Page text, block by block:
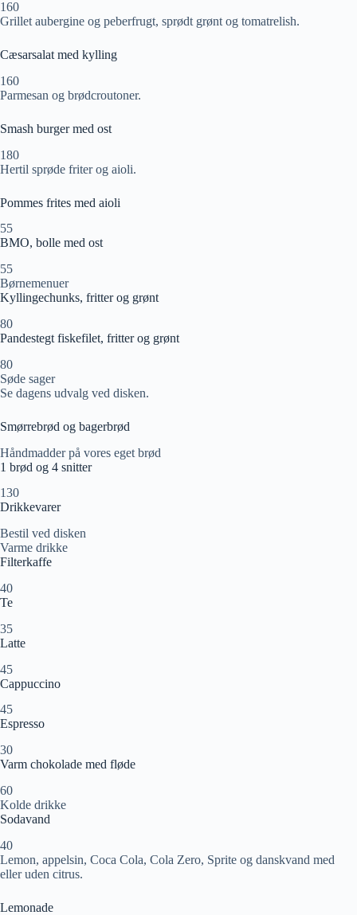
160
Grillet aubergine og peberfrugt, sprødt grønt og tomatrelish.
Cæsarsalat med kylling
160
Parmesan og brødcroutoner.
Smash burger med ost
180
Hertil sprøde friter og aioli.
Pommes frites med aioli
55
BMO, bolle med ost
55
Børnemenuer
Kyllingechunks, fritter og grønt
80
Pandestegt fiskefilet, fritter og grønt
80
Søde sager
Se dagens udvalg ved disken.
Smørrebrød og bagerbrød
Håndmadder på vores eget brød
1 brød og 4 snitter
130
Drikkevarer
Bestil ved disken
Varme drikke
Filterkaffe
40
Te
35
Latte
45
Cappuccino
45
Espresso
30
Varm chokolade med fløde
60
Kolde drikke
Sodavand
40
Lemon, appelsin, Coca Cola, Cola Zero, Sprite og danskvand med
eller uden citrus.
Lemonade